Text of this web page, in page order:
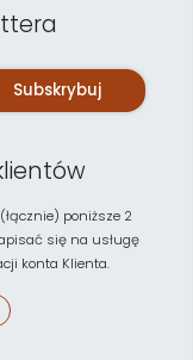
Subskrybuj
poniższe 2
się na usługę
konta Klienta.